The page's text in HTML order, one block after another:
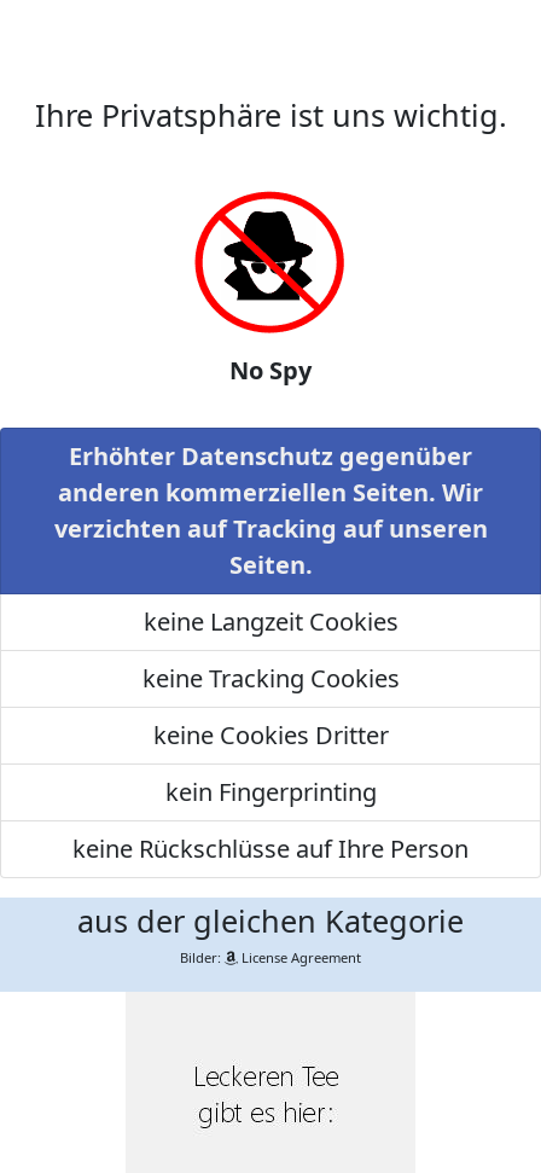
Ihre Privatsphäre ist uns wichtig.
No Spy
Erhöhter Datenschutz gegenüber
anderen kommerziellen Seiten. Wir
verzichten auf Tracking auf unseren
Seiten.
keine Langzeit Cookies
keine Tracking Cookies
keine Cookies Dritter
kein Fingerprinting
keine Rückschlüsse auf Ihre Person
aus der gleichen Kategorie
Bilder: License Agreement